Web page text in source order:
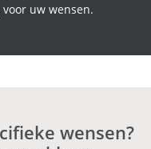
uw wensen.
wensen?